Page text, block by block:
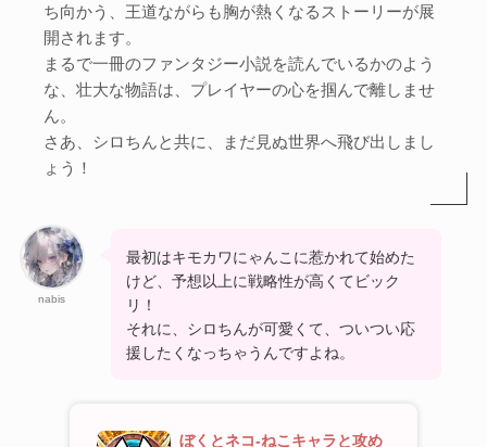
ち向かう、王道ながらも胸が熱くなるストーリーが展
開されます。
まるで一冊のファンタジー小説を読んでいるかのよう
な、壮大な物語は、プレイヤーの心を掴んで離しませ
ん。
さあ、シロちんと共に、まだ見ぬ世界へ飛び出しまし
ょう！
nabis
最初はキモカワにゃんこに惹かれて始めた
けど、予想以上に戦略性が高くてビック
リ！
それに、シロちんが可愛くて、ついつい応
援したくなっちゃうんですよね。
ぼくとネコ-ねこキャラと攻め